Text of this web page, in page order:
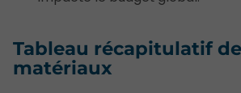
Tableau récapitulatif
matériaux